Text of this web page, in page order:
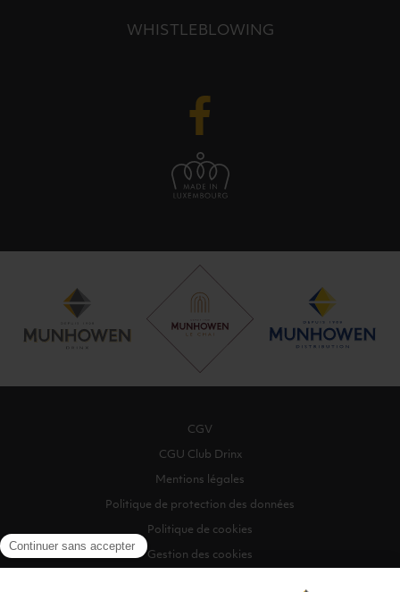
WHISTLEBLOWING
CGV
CGU Club Drinx
Mentions légales
Politique de protection des données
Politique de cookies
Gestion des cookies